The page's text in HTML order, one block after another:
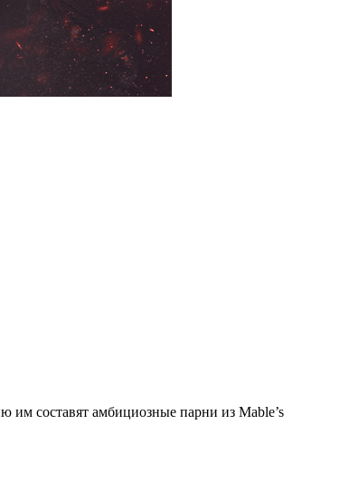
им составят амбициозные парни из Mable’s